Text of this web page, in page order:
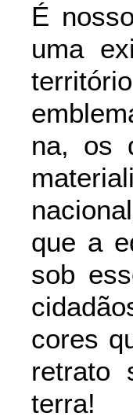
É
uma
na, os
que a
sob
cores
retrato
terra!